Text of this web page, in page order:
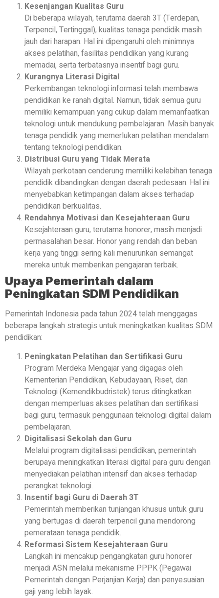
Kesenjangan Kualitas Guru
Di beberapa wilayah, terutama daerah 3T (Terdepan,
Terpencil, Tertinggal), kualitas tenaga pendidik masih
jauh dari harapan. Hal ini dipengaruhi oleh minimnya
akses pelatihan, fasilitas pendidikan yang kurang
memadai, serta terbatasnya insentif bagi guru.
Kurangnya Literasi Digital
Perkembangan teknologi informasi telah membawa
pendidikan ke ranah digital. Namun, tidak semua guru
memiliki kemampuan yang cukup dalam memanfaatkan
teknologi untuk mendukung pembelajaran. Masih banyak
tenaga pendidik yang memerlukan pelatihan mendalam
tentang teknologi pendidikan.
Distribusi Guru yang Tidak Merata
Wilayah perkotaan cenderung memiliki kelebihan tenaga
pendidik dibandingkan dengan daerah pedesaan. Hal ini
menyebabkan ketimpangan dalam akses terhadap
pendidikan berkualitas.
Rendahnya Motivasi dan Kesejahteraan Guru
Kesejahteraan guru, terutama honorer, masih menjadi
permasalahan besar. Honor yang rendah dan beban
kerja yang tinggi sering kali menurunkan semangat
mereka untuk memberikan pengajaran terbaik.
Upaya Pemerintah dalam
Peningkatan SDM Pendidikan
Pemerintah Indonesia pada tahun 2024 telah menggagas
beberapa langkah strategis untuk meningkatkan kualitas SDM
pendidikan:
Peningkatan Pelatihan dan Sertifikasi Guru
Program Merdeka Mengajar yang digagas oleh
Kementerian Pendidikan, Kebudayaan, Riset, dan
Teknologi (Kemendikbudristek) terus ditingkatkan
dengan memperluas akses pelatihan dan sertifikasi
bagi guru, termasuk penggunaan teknologi digital dalam
pembelajaran.
Digitalisasi Sekolah dan Guru
Melalui program digitalisasi pendidikan, pemerintah
berupaya meningkatkan literasi digital para guru dengan
menyediakan pelatihan intensif dan akses terhadap
perangkat teknologi.
Insentif bagi Guru di Daerah 3T
Pemerintah memberikan tunjangan khusus untuk guru
yang bertugas di daerah terpencil guna mendorong
pemerataan tenaga pendidik.
Reformasi Sistem Kesejahteraan Guru
Langkah ini mencakup pengangkatan guru honorer
menjadi ASN melalui mekanisme PPPK (Pegawai
Pemerintah dengan Perjanjian Kerja) dan penyesuaian
gaji yang lebih layak.